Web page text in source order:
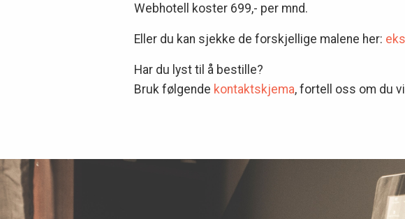
Webhotell koster 699,- per mnd.
Eller du kan sjekke de forskjellige malene her:
Har du lyst til å bestille?
Bruk følgende kontaktskjema, fortell oss om du